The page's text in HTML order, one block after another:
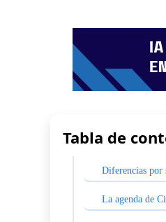
Tabla de
Diferencias por
La agenda de